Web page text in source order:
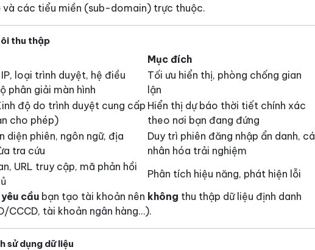
và các tiểu miền (sub-domain) trực thuộc.
thu thập
Mục đích
loại trình duyệt, hệ điều
phân giải màn hình
Tối ưu hiển thị, phòng chống gian
lận
độ do trình duyệt cung cấp
cho phép)
Hiển thị dự báo thời tiết chính xác
theo nơi bạn đang đứng
diện phiên, ngôn ngữ, địa
tra cứu
Duy trì phiên đăng nhập ẩn danh, cá
nhân hóa trải nghiệm
URL truy cập, mã phản hồi
Phân tích hiệu năng, phát hiện lỗi
cầu bạn tạo tài khoản nên không thu thập dữ liệu định danh
CCCD, tài khoản ngân hàng…).
sử dụng dữ liệu